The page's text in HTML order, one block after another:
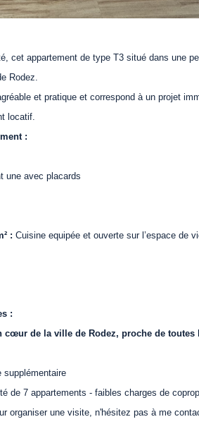
cet appartement de type T3 situé dans une
Rodez.
et pratique et correspond à un projet
locatif.
:
une avec placards
: Cuisine equipée et ouverte sur l’espace de
:
cœur de la ville de Rodez, proche de toutes
de 7 appartements - faibles charges de
organiser une visite, n'hésitez pas à me